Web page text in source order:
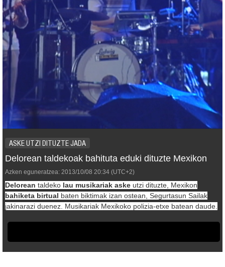
ASKE UTZI DITUZTE JADA
Delorean taldekoak bahituta eduki dituzte Mexikon
Azken eguneratzea: 2013/10/08 20:34 (UTC+2)
Delorean taldeko lau musikariak aske utzi dituzte, Mexikon
bahiketa birtual baten biktimak izan ostean, Segurtasun Sailak
jakinarazi duenez. Musikariak Mexikoko polizia-etxe batean daude.